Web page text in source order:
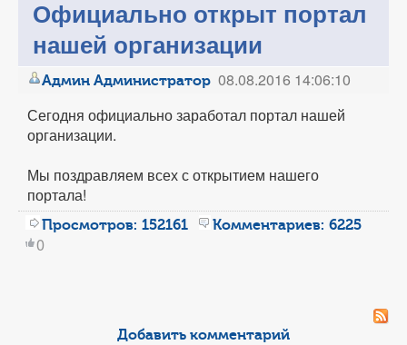
СЛУЖБА ПО КОНТРАКТУ
Официально открыт портал
нашей организации
Админ Администратор 08.08.2016 14:06:10
Сегодня официально заработал портал нашей
организации.
Мы поздравляем всех с открытием нашего
портала!
Просмотров: 152161 Комментариев: 6225
0
Добавить комментарий